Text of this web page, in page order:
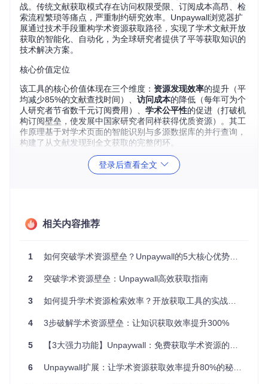
战。传统文献获取模式存在访问权限受限、订阅成本高昂、检
索流程繁琐等痛点，严重制约研究效率。Unpaywall浏览器扩
展通过技术手段重构学术资源获取路径，实现了学术文献开放
获取的智能化、自动化，为全球研究者提供了平等获取知识的
技术解决方案。
核心价值定位
该工具的核心价值体现在三个维度： 资源发现效率的提升（平
均减少85%的文献查找时间）、 访问成本的降低（每年可为个
人研究者节省数千元订阅费用）、 学术公平性的促进（打破机
构订阅壁垒，使发展中国家研究者同样获得优质资源）。其工
作原理基于对学术页面的智能识别与多源数据库的并行查询，
构建了从文献发现到全文获取的完整闭环。
二、实践部署指南
# 克隆项目仓库
git clone https://gitcode.com/gh_mirrors/un/unpaywall
# 安装步骤
2. 开启右上角"开发者模式"
4
# 克隆项目仓库
cd
unpaywall-extension
登录后查看全文
相关内容推荐
1 如何突破学术资源壁垒？Unpaywall的5大核心优势解析
2 突破学术资源壁垒：Unpaywall高效获取指南
3 如何提升学术资源检索效率？开放获取工具的实战应用指南
4 3步破解学术资源壁垒：让知识获取效率提升300%
5 【3大强力功能】Unpaywall：免费获取学术资源的智能高效解决方案
6 Unpaywall扩展：让学术资源获取效率提升80%的秘密武器